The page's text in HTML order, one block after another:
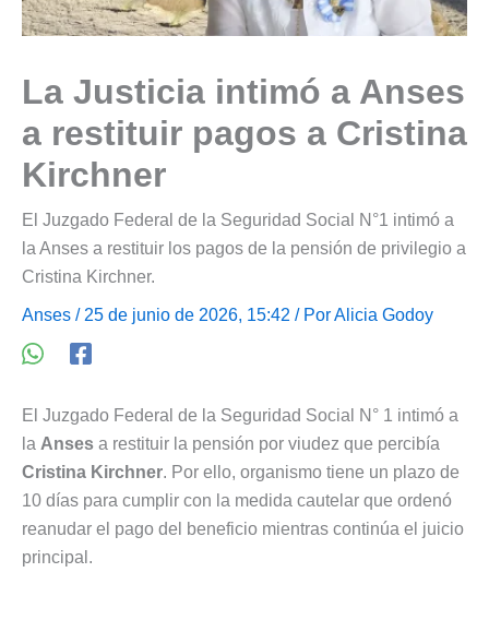
La Justicia intimó a Anses
a restituir pagos a Cristina
Kirchner
El Juzgado Federal de la Seguridad Social N°1 intimó a
la Anses a restituir los pagos de la pensión de privilegio a
Cristina Kirchner.
Anses / 25 de junio de 2026, 15:42 / PorAlicia Godoy
El Juzgado Federal de la Seguridad Social N° 1 intimó a
la Anses a restituir la pensión por viudez que percibía
Cristina Kirchner. Por ello, organismo tiene un plazo de
10 días para cumplir con la medida cautelar que ordenó
reanudar el pago del beneficio mientras continúa el juicio
principal.